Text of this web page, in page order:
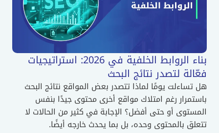
بناء الروابط الخلفية في 2026: استراتيجيات
فعّالة لتصدر نتائج البحث
هل تساءلت يومًا لماذا تتصدر بعض المواقع نتائج البحث
باستمرار رغم امتلاك مواقع أخرى محتوى جيدًا بنفس
المستوى أو حتى أفضل؟ الإجابة في كثير من الحالات لا
تتعلق بالمحتوى وحده، بل بما يحدث خارجه أيضًا.